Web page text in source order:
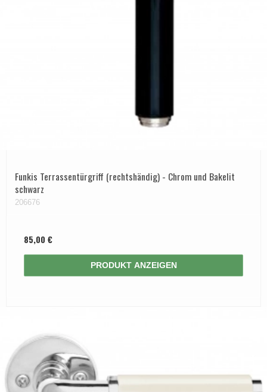
Funkis Terrassentürgriff (rechtshändig) - Chrom und Bakelit
schwarz
206676
85,00 €
PRODUKT ANZEIGEN